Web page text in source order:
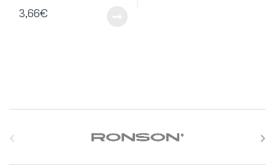
3,66€